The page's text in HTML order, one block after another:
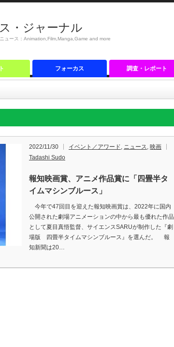
・ジャーナル
ュース：Animation,Film,Manga,Game and more
フォーカス 調査・レポート
2022/11/30 イベント／アワード, ニュース, 映画
Tadashi Sudo
報知映画賞、アニメ作品賞に「四畳半タ
イムマシンブルース」
今年で47回目を迎えた報知映画賞は、2022年に国内
公開された劇場アニメーションの中から最も優れた作品
として夏目真悟監督、サイエンスSARUが制作した『劇
場版 四畳半タイムマシンブルース』を選んだ。 報
知新聞は20…